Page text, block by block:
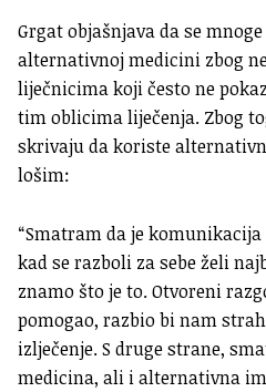
Grgat objašnjava da se
alternativnoj medicini zbog
liječnicima koji često ne
tim oblicima liječenja. Zbog
skrivaju da koriste
lošim:
“Smatram da je
kad se razboli za sebe želi
znamo što je to. Otvoreni
pomogao, razbio bi nam
izlječenje. S druge strane,
medicina, ali i alternativna